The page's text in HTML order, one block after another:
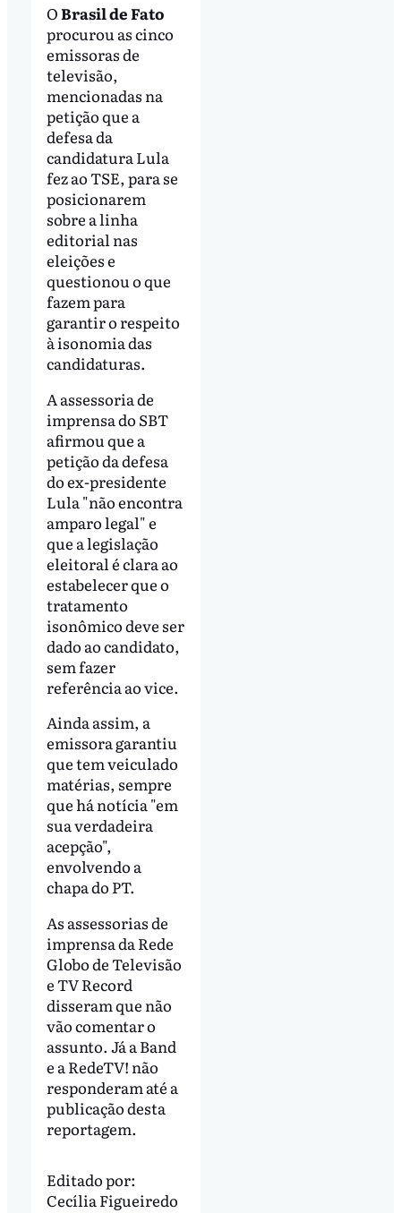
OBrasil de Fato
procurou as cinco
emissoras de
televisão,
mencionadas na
petição que a
defesa da
candidatura Lula
fez ao TSE, para se
posicionarem
sobre a linha
editorial nas
eleições e
questionou o que
fazem para
garantir o respeito
à isonomia das
candidaturas.
A assessoria de
imprensa do SBT
afirmou que a
petição da defesa
do ex-presidente
Lula "não encontra
amparo legal" e
que a legislação
eleitoral é clara ao
estabelecer que o
tratamento
isonômico deve ser
dado ao candidato,
sem fazer
referência ao vice.
Ainda assim, a
emissora garantiu
que tem veiculado
matérias, sempre
que há notícia "em
sua verdadeira
acepção",
envolvendo a
chapa do PT.
As assessorias de
imprensa da Rede
Globo de Televisão
e TV Record
disseram que não
vão comentar o
assunto. Já a Band
e a RedeTV! não
responderam até a
publicação desta
reportagem.
Editado por:
Cecília Figueiredo